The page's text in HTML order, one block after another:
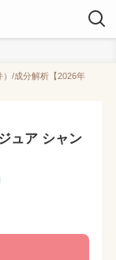
/成分解析【2026年
ュア シャン